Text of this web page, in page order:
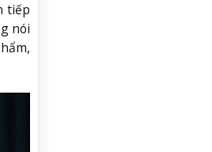
tiếp
nói